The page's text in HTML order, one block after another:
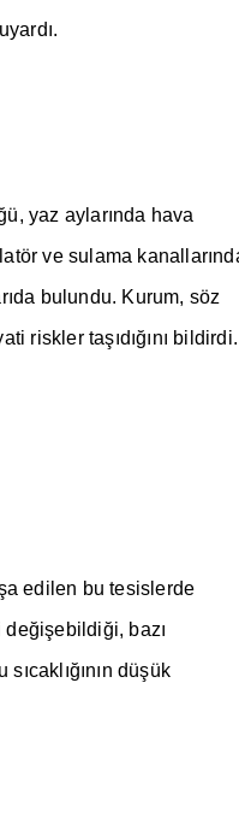
uyardı.
ü, yaz aylarında hava
ve sulama kanalları
ıda bulundu. Kurum, söz
riskler taşıdığını bildirdi.
a edilen bu tesislerde
değişebildiği, bazı
sıcakl ığının düşük